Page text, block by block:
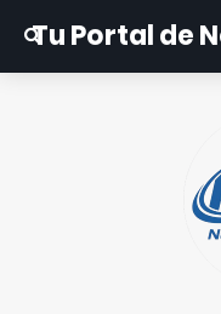
Tu Portal de